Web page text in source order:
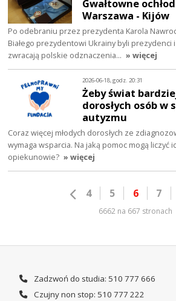
Gwałtowne
Warszawa - Kijów
Po odebraniu przez prezydenta Karola
Białego prezydentowi Ukrainy byli prezydenci
zwracają polskie odznaczenia… » więcej
2026-06-18, godz. 20:31
Żeby świat
dorosłych osób w
autyzmu
Coraz więcej młodych dorosłych ze
wymaga wsparcia. Na jaką pomoc mogą liczyć
opiekunowie? » więcej
4 5 6 7
6662 na 667 stronach
Zadzwoń do studia: 510 777 666
Czujny non stop: 510 777 222